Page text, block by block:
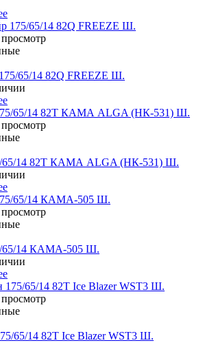
65/14 82Q FREEZE Ш.
65/14 82T КАМА ALGA (НК-531) Ш.
65/14 КАМА-505 Ш.
65/14 82T Ice Blazer WST3 Ш.